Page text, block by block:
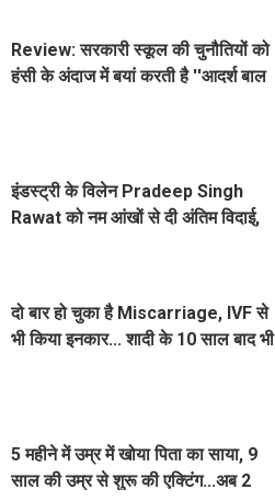
Review: सरकारी स्कूल की चुनौतियों को
हंसी के अंदाज में बयां करती है ''आदर्श बाल
इंडस्ट्री के विलेन Pradeep Singh
Rawat को नम आंखों से दी अंतिम विदाई,
दो बार हो चुका है Miscarriage, IVF से
भी किया इनकार... शादी के 10 साल बाद भी
5 महीने में उम्र में खोया पिता का साया, 9
साल की उम्र से शुरू की एक्टिंग...अब 2